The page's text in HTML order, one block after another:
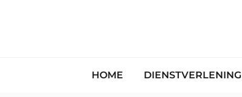
HOME DIENSTVERLENING